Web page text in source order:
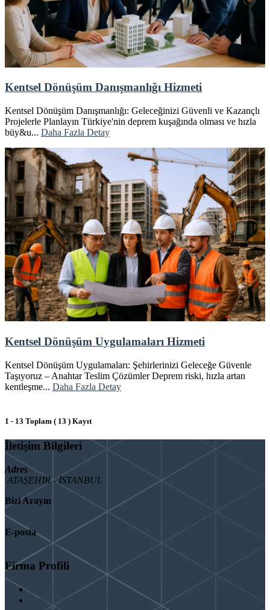
Kentsel Dönüşüm Danışmanlığı Hizmeti
Kentsel Dönüşüm Danışmanlığı: Geleceğinizi Güvenli ve Kazançlı
Projelerle Planlayın Türkiye'nin deprem kuşağında olması ve hızla
büy&u... Daha Fazla Detay
Kentsel Dönüşüm Uygulamaları Hizmeti
Kentsel Dönüşüm Uygulamaları: Şehirlerinizi Geleceğe Güvenle
Taşıyoruz – Anahtar Teslim Çözümler Deprem riski, hızla artan
kentleşme... Daha Fazla Detay
1 - 13 Toplam ( 13 ) Kayıt
İletişim Bilgileri
Adres
ATAŞEHİR - İSTANBUL
Bizi Arayın
E-posta
info@binaguclendir.com
Firma Profili
Hakkımızda
Hizmet Verdiğimiz Bölgeler